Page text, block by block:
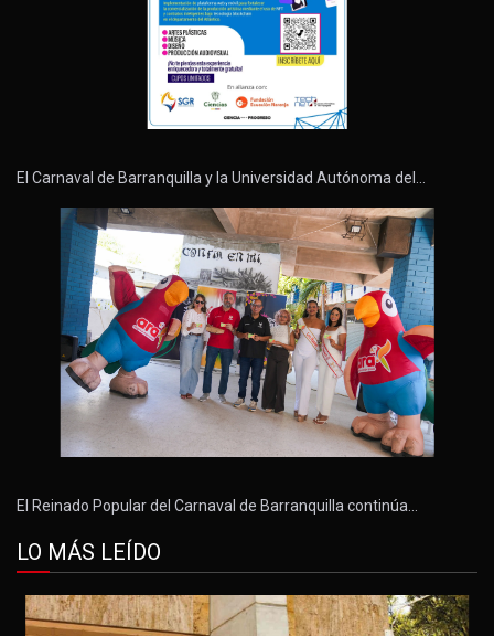
El Carnaval de Barranquilla y la Universidad Autónoma del…
El Reinado Popular del Carnaval de Barranquilla continúa…
LO MÁS LEÍDO